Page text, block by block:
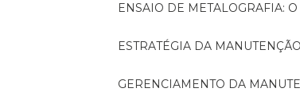
ENSAIO DE METALOGRAFIA:
ESTRATÉGIA DA
GERENCIAMENTO DA